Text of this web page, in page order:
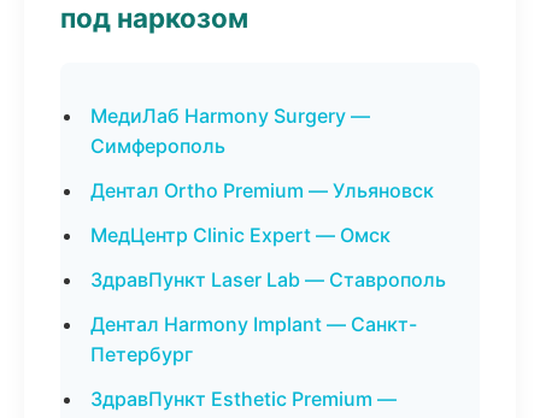
под наркозом
МедиЛаб Harmony Surgery —
Симферополь
Дентал Ortho Premium — Ульяновск
МедЦентр Clinic Expert — Омск
ЗдравПункт Laser Lab — Ставрополь
Дентал Harmony Implant — Санкт-
Петербург
ЗдравПункт Esthetic Premium —